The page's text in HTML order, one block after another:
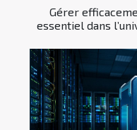
Gérer
essentiel dans